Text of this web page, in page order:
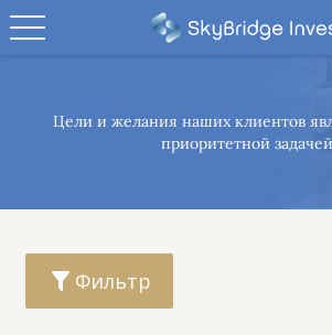
Цели и желания наших клиентов
приоритетной задачей
Фильтр